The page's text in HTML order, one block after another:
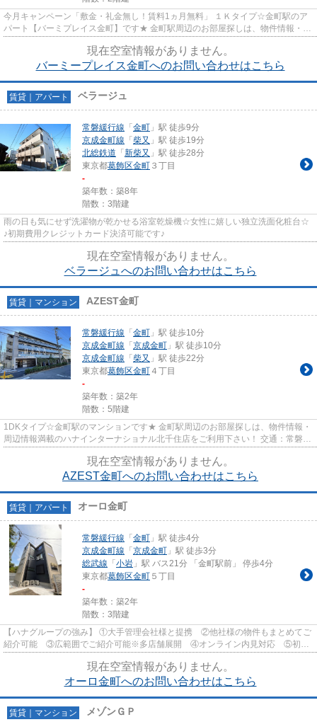
今月キャンペーン「敷金・礼金無し！賃料1ヵ月無料」 １Ｋタイプ☆金町駅のア
パート【バーミプレイス金町】です★ 金町駅周辺のお部屋探しは、物件情報・周
現在空室情報がありません。
バーミープレイス金町へのお問い合わせはこちら
賃貸｜アパート ベラージュ
常磐緩行線 「 金町 」駅 徒歩9分
京成金町線 「 柴又 」駅 徒歩19分
北総鉄道 「 新柴又 」駅 徒歩28分
東京都葛飾区金町 ３丁目
-
築年数：築8年
階数：3階建
雨の日も気にせず洗濯物が乾かせる浴室乾燥機☆女性に嬉しい独立洗面化粧台☆
♪初期費用クレジットカード決済可能です♪
現在空室情報がありません。
ベラージュへのお問い合わせはこちら
賃貸｜マンション AZEST金町
常磐緩行線 「 金町 」駅 徒歩10分
京成金町線 「 京成金町 」駅 徒歩10分
京成金町線 「 柴又 」駅 徒歩22分
東京都葛飾区金町 ４丁目
-
築年数：築2年
階数：5階建
1DKタイプ☆金町駅のマンションです★ 金町駅周辺のお部屋探しは、物件情報・
周辺情報満載のハナインターナショナル北千住店をご利用下さい！ 交通：常磐緩
現在空室情報がありません。
AZEST金町へのお問い合わせはこちら
賃貸｜アパート オーロ金町
常磐緩行線 「 金町 」駅 徒歩4分
京成金町線 「 京成金町 」駅 徒歩3分
総武線 「 小岩 」駅 バス21分 「金町駅前」 停歩4分
東京都葛飾区金町 ５丁目
-
築年数：築2年
階数：3階建
【ハナグループの強み】 ①大手管理会社様と提携 ②他社様の物件もまとめてご
紹介可能 ③広範囲でご紹介可能※多店舗展開 ④オンライン内見対応 ⑤初期
現在空室情報がありません。
オーロ金町へのお問い合わせはこちら
賃貸｜マンション メゾンＧＰ